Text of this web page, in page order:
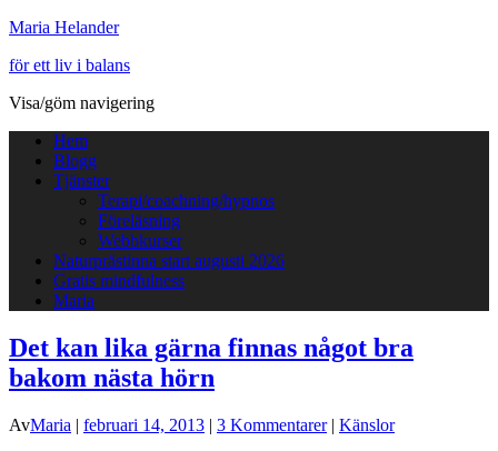
Maria Helander
för ett liv i balans
Visa/göm navigering
Hem
Blogg
Tjänster
Terapi/coachning/hypnos
Föreläsning
Webbkurser
Naturprästinna start augusti 2026
Gratis mindfulness
Maria
Det kan lika gärna finnas något bra
bakom nästa hörn
AvMaria | februari 14, 2013 | 3 Kommentarer| Känslor